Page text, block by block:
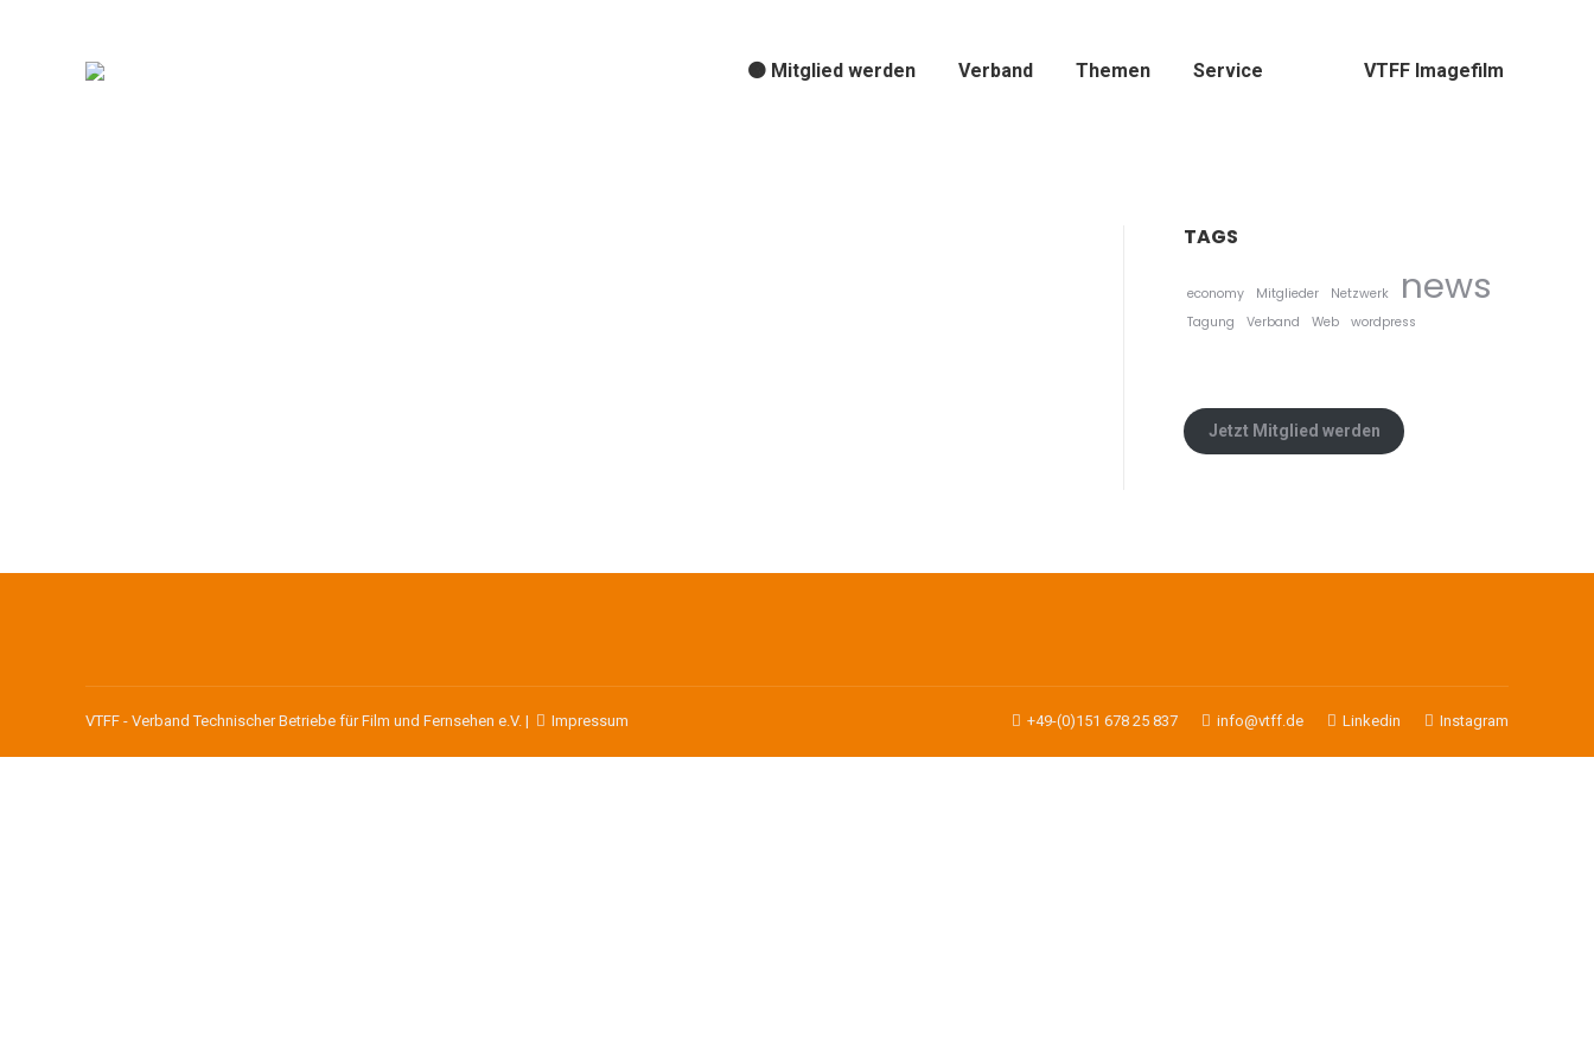
🟠 Mitglied werden Verband Themen Service VTFF Imagefilm
TAGS
economy Mitglieder Netzwerk news
Tagung Verband Web wordpress
Jetzt Mitglied werden
VTFF - Verband Technischer Betriebe für Film und Fernsehen e.V. | Impressum +49-(0)151 678 25 837 info@vtff.de Linkedin Instagram